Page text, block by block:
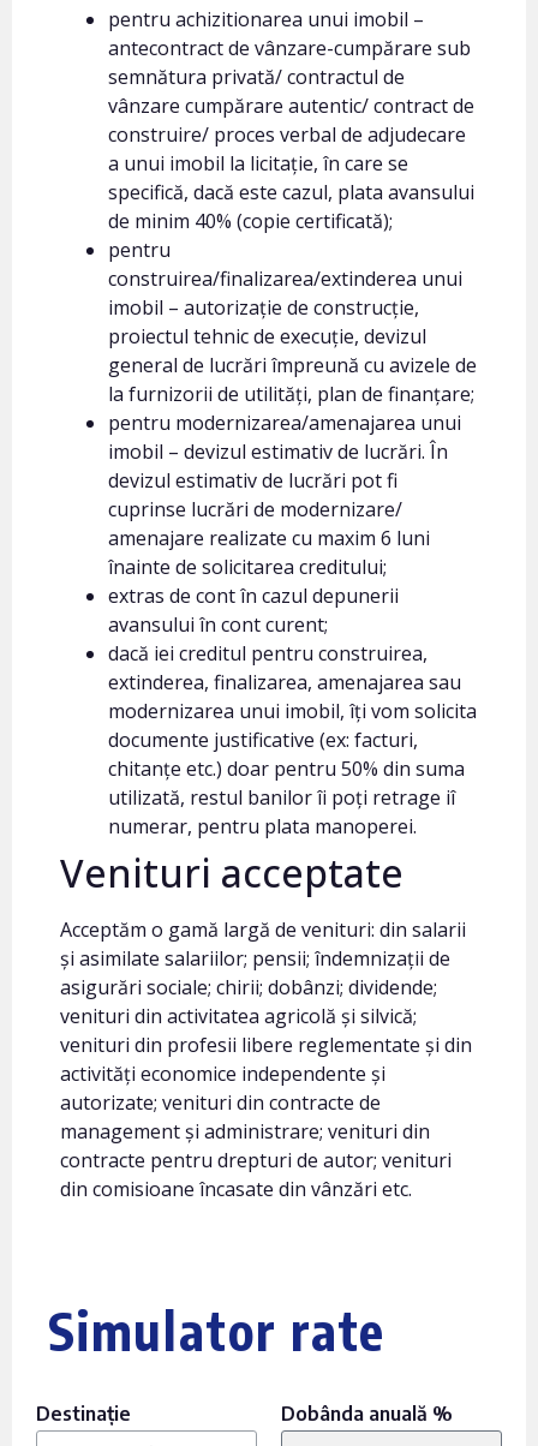
pentru achizitionarea unui imobil –
antecontract de vânzare-cumpărare sub
semnătura privată/ contractul de
vânzare cumpărare autentic/ contract de
construire/ proces verbal de adjudecare
a unui imobil la licitație, în care se
specifică, dacă este cazul, plata avansului
de minim 40% (copie certificată);
pentru
construirea/finalizarea/extinderea unui
imobil – autorizație de construcție,
proiectul tehnic de execuție, devizul
general de lucrări împreună cu avizele de
la furnizorii de utilități, plan de finanțare;
pentru modernizarea/amenajarea unui
imobil – devizul estimativ de lucrări. În
devizul estimativ de lucrări pot fi
cuprinse lucrări de modernizare/
amenajare realizate cu maxim 6 luni
înainte de solicitarea creditului;
extras de cont în cazul depunerii
avansului în cont curent;
dacă iei creditul pentru construirea,
extinderea, finalizarea, amenajarea sau
modernizarea unui imobil, îți vom solicita
documente justificative (ex: facturi,
chitanțe etc.) doar pentru 50% din suma
utilizată, restul banilor îi poți retrage iî
numerar, pentru plata manoperei.
Venituri acceptate
Acceptăm o gamă largă de venituri: din salarii
și asimilate salariilor; pensii; îndemnizații de
asigurări sociale; chirii; dobânzi; dividende;
venituri din activitatea agricolă și silvică;
venituri din profesii libere reglementate și din
activități economice independente și
autorizate; venituri din contracte de
management și administrare; venituri din
contracte pentru drepturi de autor; venituri
din comisioane încasate din vânzări etc.
Simulator rate
Destinație Dobânda anuală %